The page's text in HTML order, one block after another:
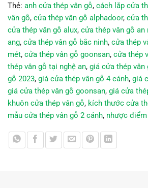
Thẻ: anh cửa thép vân gỗ, cách lắp cửa
vân gỗ, cửa thép vân gỗ alphadoor, cửa
cửa thép vân gỗ alux, cửa thép vân gỗ an
ang, cửa thép vân gỗ bắc ninh, cửa thép
mét, cửa thép vân gỗ goonsan, cửa thép
thép vân gỗ tại nghệ an, giá cửa thép vân
gỗ 2023, giá cửa thép vân gỗ 4 cánh, giá
giá cửa thép vân gỗ goonsan, giá cửa
khuôn cửa thép vân gỗ, kích thước cửa
mẫu cửa thép vân gỗ 2 cánh, nhược